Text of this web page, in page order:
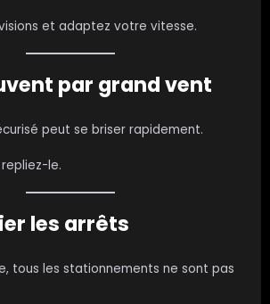
et adaptez votre vitesse.
par grand vent
peut se briser rapidement.
le.
les arrêts
tous les stationnements ne sont pas